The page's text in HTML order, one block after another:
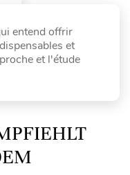
entend offrir
et
et l'étude